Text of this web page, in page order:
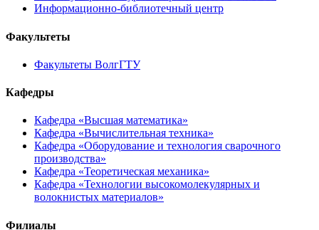
Информационно-библиотечный центр
Факультеты
Факультеты ВолгГТУ
Кафедры
Кафедра «Высшая математика»
Кафедра «Вычислительная техника»
Кафедра «Оборудование и технология сварочного
производства»
Кафедра «Теоретическая механика»
Кафедра «Технологии высокомолекулярных и
волокнистых материалов»
Филиалы